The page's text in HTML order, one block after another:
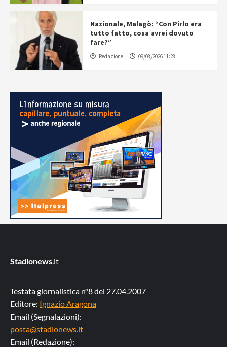
Nazionale, Malagò: “Con Pirlo era
tutto fatto, cosa avrei dovuto
fare?”
Redazione 09/08/2026 11:28
Stadionews.it
Testata giornalistica n°8 del 27.04.2007
Editore: Ignazio Aragona
Email (Segnalazioni):
posta@stadionews.it
Email (Redazione):